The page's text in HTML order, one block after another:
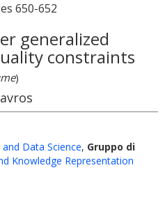
650-652
generalized
constraints
)
Data Science, Gruppo di
Knowledge Representation